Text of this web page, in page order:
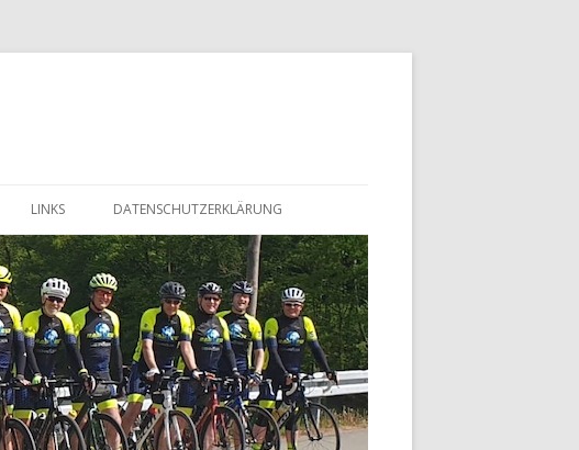
LINKS DATENSCHUTZERKLÄRUNG